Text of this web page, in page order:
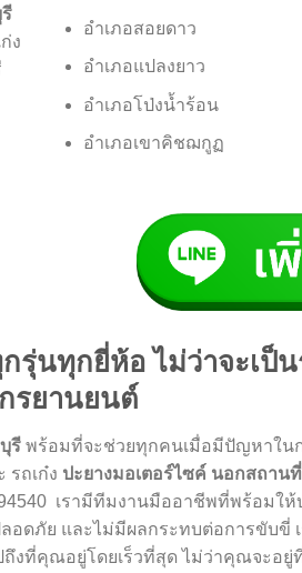
ง
อำเภอสอยดาว
อำเภอแปลงยาว
อำเภอโป่งน้ำร้อน
อำเภอเขาคิชฌกูฏ
นทุกยี่ห้อ ไม่ว่าจะเป็น
รยานยนต์
รี พร้อมที่จะช่วยทุกคนเมื่อมีปัญหาในก
รถเก๋ง ปะยางมอเตอร์ไซค์ นอกสถาน
เรามีทีมงานมืออาชีพที่พร้อมใ
ดภัย และไม่มีผลกระทบต่อการขับขี่
ถึงที่คุณอยู่โดยเร็วที่สุด ไม่ว่าคุณจะอ